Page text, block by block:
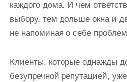
каждого дома. И чем
выбору, тем дольше окна и
не напоминая о себе
Клиенты, которые однажды
безупречной репутацией,